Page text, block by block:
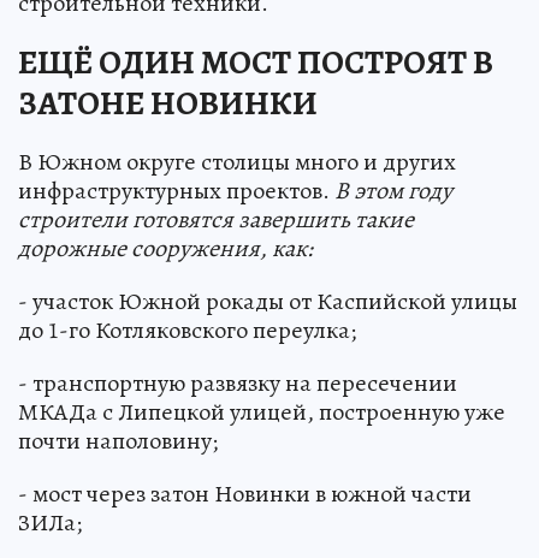
ЕЩЁ ОДИН МОСТ ПОСТРОЯТ В
ЗАТОНЕ НОВИНКИ
В Южном округе столицы много и других
инфраструктурных проектов. В этом году
строители готовятся завершить такие
дорожные сооружения, как:
- участок Южной рокады от Каспийской улицы
до 1-го Котляковского переулка;
- транспортную развязку на пересечении
МКАДа с Липецкой улицей, построенную уже
почти наполовину;
- мост через затон Новинки в южной части
ЗИЛа;